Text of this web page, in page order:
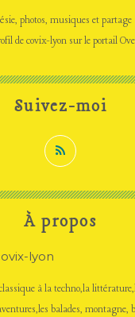
photos, musiques et partage
decovix-lyon sur le portail
Suivez-moi
À propos
à la techno,la
balades, montagne,